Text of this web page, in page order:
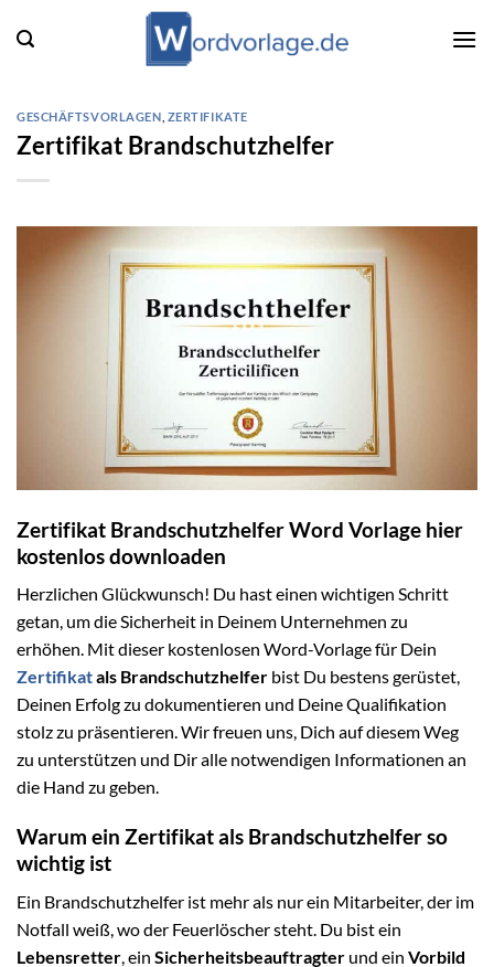
Inhalt
GESCHÄFTSVORLAGEN ZERTIFIKATE
Zertifikat Brandschutzhelfer
Zertifikat Brandschutzhelfer Word Vorlage hier
kostenlos downloaden
Herzlichen Glückwunsch! Du hast einen wichtigen Schritt
getan, um die Sicherheit in Deinem Unternehmen zu
erhöhen. Mit dieser kostenlosen Word-Vorlage für Dein
Zertifikatals Brandschutzhelfer bist Du bestens gerüstet,
Deinen Erfolg zu dokumentieren und Deine Qualifikation
stolz zu präsentieren. Wir freuen uns, Dich auf diesem Weg
zu unterstützen und Dir alle notwendigen Informationen an
die Hand zu geben.
Warum ein Zertifikat als Brandschutzhelfer so
wichtig ist
Ein Brandschutzhelfer ist mehr als nur ein Mitarbeiter, der im
Notfall weiß, wo der Feuerlöscher steht. Du bist ein
Lebensretter , ein Sicherheitsbeauftragter und ein Vorbild